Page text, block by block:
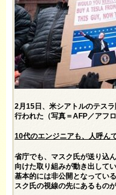
2月15日、米シアトルのテス
行われた（写真＝AFP／アフロ
10代のエンジニアも、人呼ん
省庁でも、マスク氏が送り込
向けた取り組みが動き出して
基本的には非公開となってい
スク氏の視線の先にあるもの